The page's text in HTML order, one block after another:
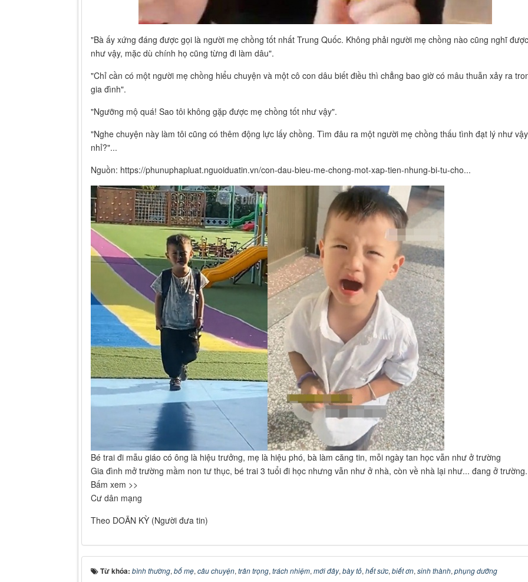
"Bà ấy xứng đáng được gọi là người mẹ chồng tốt nhất Trung Quốc. Không phải người mẹ chồng nào cũng nghĩ được
như vậy, mặc dù chính họ cũng từng đi làm dâu".
"Chỉ cần có một người mẹ chồng hiểu chuyện và một cô con dâu biết điều thì chẳng bao giờ có mâu thuẫn xảy ra
gia đình".
"Ngưỡng mộ quá! Sao tôi không gặp được mẹ chồng tốt như vậy".
"Nghe chuyện này làm tôi cũng có thêm động lực lấy chồng. Tìm đâu ra một người mẹ chồng thấu tình đạt lý như vậy
nhỉ?"...
Nguồn: https://phunuphapluat.nguoiduatin.vn/con-dau-bieu-me-chong-mot-xap-tien-nhung-bi-tu-cho...
Bé trai đi mẫu giáo có ông là hiệu trưởng, mẹ là hiệu phó, bà làm căng tin, mỗi ngày tan học vẫn như ở trường
Gia đình mở trường mầm non tư thục, bé trai 3 tuổi đi học nhưng vẫn như ở nhà, còn về nhà lại như... đang ở trường.
Bấm xem >>
Cư dân mạng
Theo DOÃN KỲ (Người đưa tin)
Từ khóa: bình thường, bố mẹ, câu chuyện, trân trọng, trách nhiệm, mới đây, bày tỏ, hết sức, biết ơn, sinh thành, phụng dưỡng